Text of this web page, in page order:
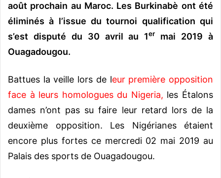
l
août prochain au Maroc. Les Burkinabè ont été
éliminés à l’issue du tournoi qualification qui
s’est disputé du 30 avril au 1er
mai 2019 à
Ouagadougou.
Battues la veille lors de leur première opposition
face à leurs homologues du Nigeria, les Étalons
dames n’ont pas su faire leur retard lors de la
deuxième opposition. Les Nigérianes étaient
encore plus fortes ce mercredi 02 mai 2019 au
Palais des sports de Ouagadougou.